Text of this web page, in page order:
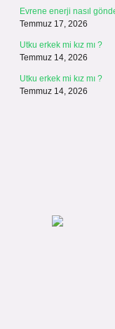
Evrene enerji nasıl
Temmuz 17, 2026
Utku erkek mi kız mı ?
Temmuz 14, 2026
Utku erkek mi kız mı ?
Temmuz 14, 2026